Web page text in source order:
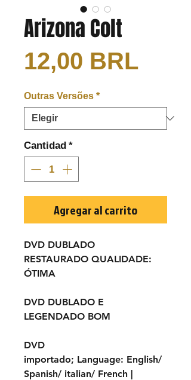
Arizona Colt
12,00 BRL
Outras Versões *
Cantidad *
Agregar al carrito
DVD DUBLADO
RESTAURADO QUALIDADE:
ÓTIMA
DVD DUBLADO E
LEGENDADO BOM
DVD
importado; Language: English/
Spanish/ italian/ French |